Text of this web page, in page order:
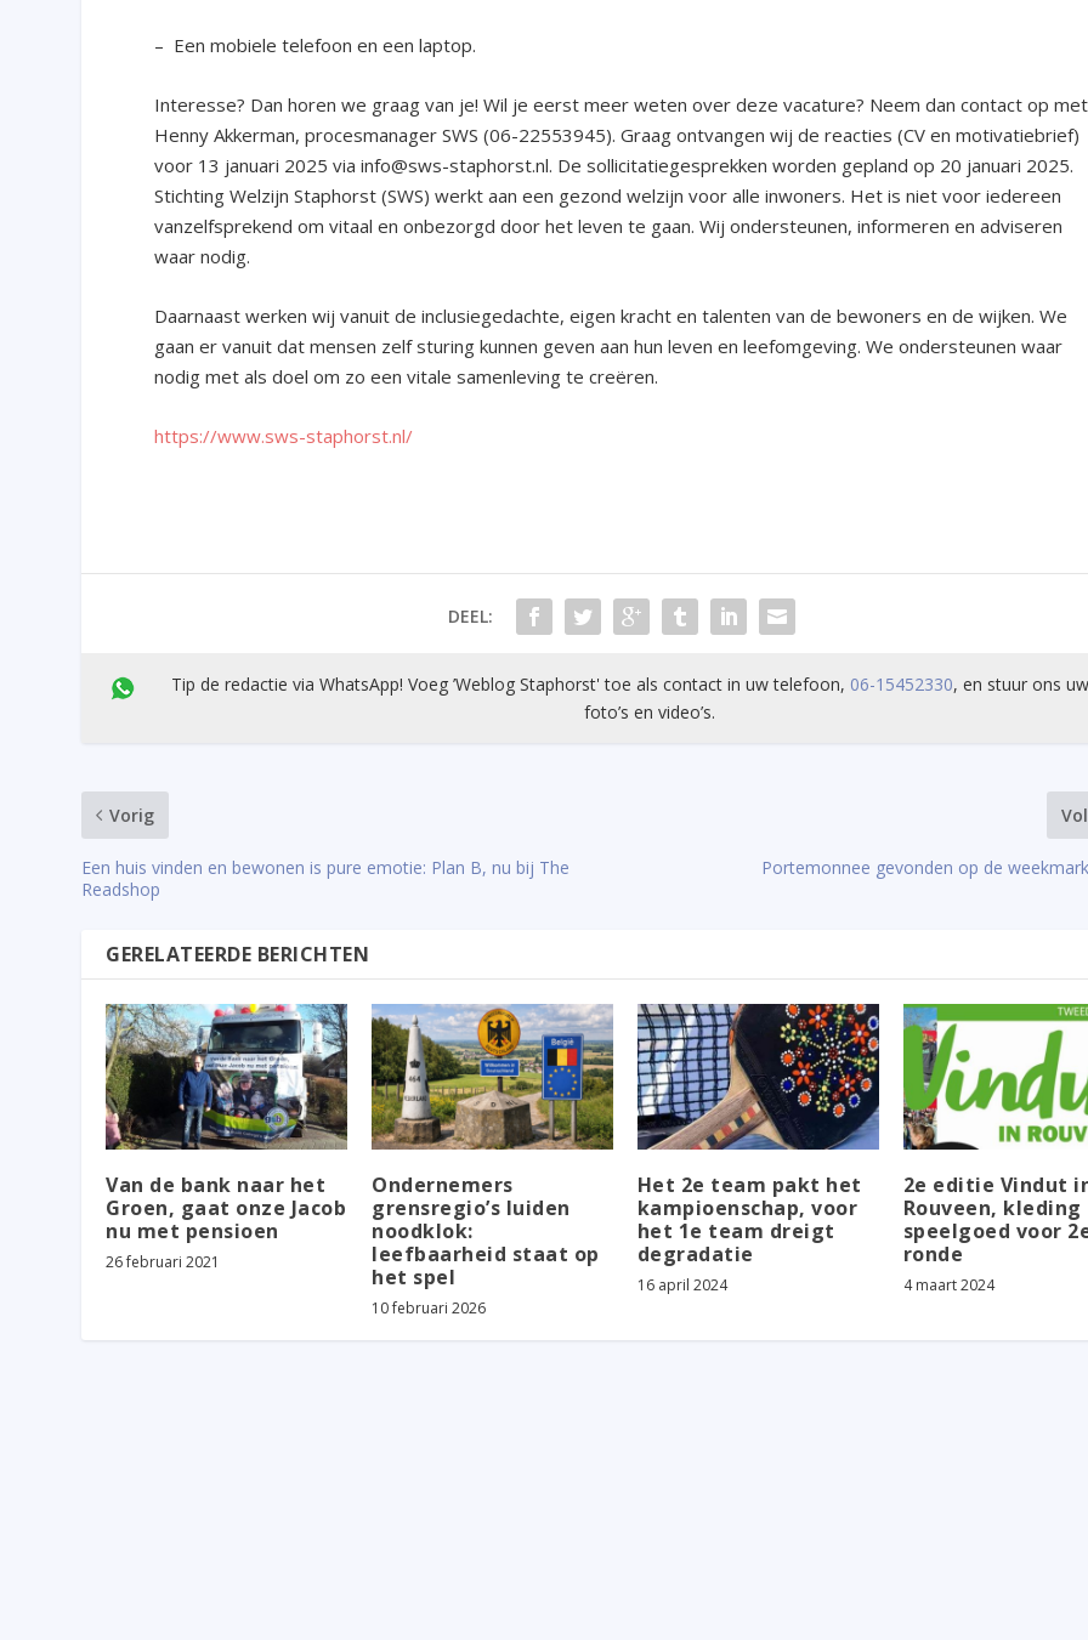
– Een mobiele telefoon en een laptop.
Interesse? Dan horen we graag van je! Wil je eerst meer weten over deze vacature? Neem dan contact op met
Henny Akkerman, procesmanager SWS (06-22553945). Graag ontvangen wij de reacties (CV en motivatiebrief)
voor 13 januari 2025 via info@sws-staphorst.nl. De sollicitatiegesprekken worden gepland op 20 januari 2025.
Stichting Welzijn Staphorst (SWS) werkt aan een gezond welzijn voor alle inwoners. Het is niet voor iedereen
vanzelfsprekend om vitaal en onbezorgd door het leven te gaan. Wij ondersteunen, informeren en adviseren
waar nodig.
Daarnaast werken wij vanuit de inclusiegedachte, eigen kracht en talenten van de bewoners en de wijken. We
gaan er vanuit dat mensen zelf sturing kunnen geven aan hun leven en leefomgeving. We ondersteunen waar
nodig met als doel om zo een vitale samenleving te creëren.
https://www.sws-staphorst.nl/
DEEL:
Tip de redactie via WhatsApp! Voeg ’Weblog Staphorst' toe als contact in uw telefoon, 06-15452330, en stuur ons
foto’s en video’s.
Vorig
Een huis vinden en bewonen is pure emotie: Plan B, nu bij The
Readshop
Portemonnee gevonden op de
GERELATEERDE BERICHTEN
Van de bank naar het
Groen, gaat onze Jacob
nu met pensioen
26 februari 2021
Ondernemers
grensregio’s luiden
noodklok:
leefbaarheid staat op
het spel
10 februari 2026
Het 2e team pakt het
kampioenschap, voor
het 1e team dreigt
degradatie
16 april 2024
2e editie Vindut
Rouveen, kleding
speelgoed voor
ronde
4 maart 2024